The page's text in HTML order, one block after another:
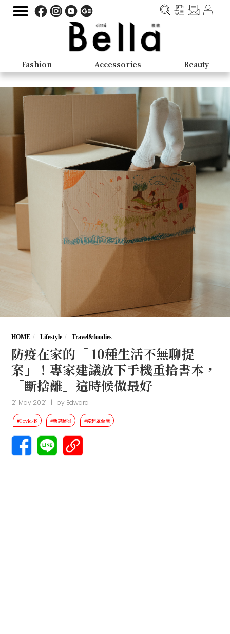
Fashion Accessories Beauty
HOME Lifestyle Travel&foodies
防疫在家的「 10種生活不無聊提
案」！專家建議放下手機重拾書本，
「斷捨離」這時候做最好
21 May 2021 | by Edward
#Covid-19 #新冠肺炎 #疫起罩台灣